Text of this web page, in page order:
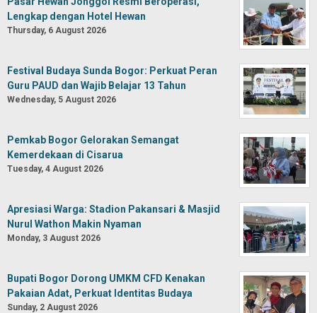
Lengkap dengan Hotel Hewan
Thursday, 6 August 2026
Festival Budaya Sunda Bogor: Perkuat Peran
Guru PAUD dan Wajib Belajar 13 Tahun
Wednesday, 5 August 2026
Pemkab Bogor Gelorakan Semangat
Kemerdekaan di Cisarua
Tuesday, 4 August 2026
Apresiasi Warga: Stadion Pakansari & Masjid
Nurul Wathon Makin Nyaman
Monday, 3 August 2026
Bupati Bogor Dorong UMKM CFD Kenakan
Pakaian Adat, Perkuat Identitas Budaya
Sunday, 2 August 2026